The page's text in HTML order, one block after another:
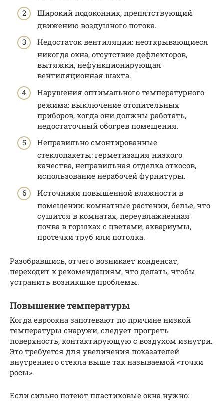
Широкий подоконник, препятствующий
движению воздушного потока.
Недостаток вентиляции: неоткрывающиеся
никогда окна, отсутствие дефлекторов,
вытяжки, нефункционирующая
вентиляционная шахта.
Нарушения оптимального температурного
режима: выключение отопительных
приборов, когда они должны работать,
недостаточный обогрев помещения.
Неправильно смонтированные
стеклопакеты: герметизация низкого
качества, неправильная отделка откосов,
использование нерабочей фурнитуры.
Источники повышенной влажности в
помещении: комнатные растении, белье, что
сушится в комнатах, переувлажненная
почва в горшках с цветами, аквариумы,
протечки труб или потолка.
Разобравшись, отчего возникает конденсат,
переходит к рекомендациям, что делать, чтобы
устранить возникшие проблемы.
Повышение температуры
Когда евроокна запотевают по причине низкой
температуры снаружи, следует прогреть
поверхность, контактирующую с воздухом изнутри.
Это требуется для увеличения показателей
внутреннего стекла выше так называемой «точки
росы».
Если сильно потеют пластиковые окна нужно: